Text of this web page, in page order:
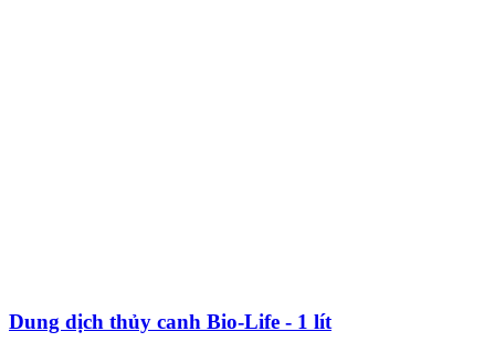
Dung dịch thủy canh Bio-Life - 1 lít